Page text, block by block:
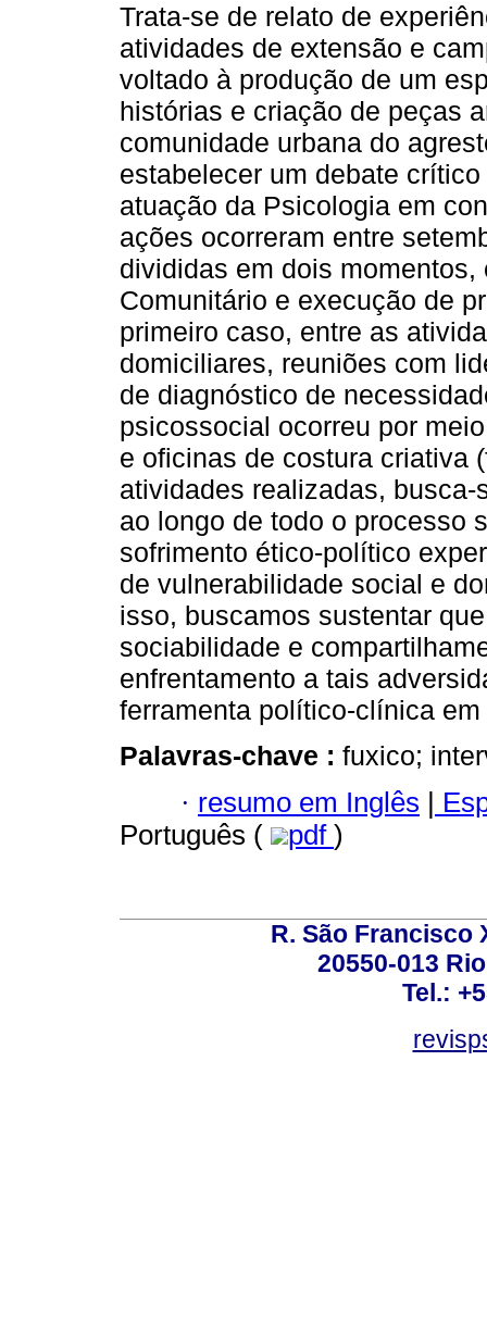
Trata-se de relato de
atividades de extensão e
voltado à produção de um
histórias e criação de peças
comunidade urbana do
estabelecer um debate
atuação da Psicologia em
ações ocorreram entre
divididas em dois
Comunitário e execução de
primeiro caso, entre as
domiciliares, reuniões com
de diagnóstico de
psicossocial ocorreu por
e oficinas de costura criativa
atividades realizadas,
ao longo de todo o processo
sofrimento ético-político
de vulnerabilidade social e
isso, buscamos sustentar
sociabilidade e
enfrentamento a tais
ferramenta político-clínica
Palavras-chave : fuxico;
· resumo em Inglês |
Português (
pdf )
R. São Francisco
20550-013
Tel.: